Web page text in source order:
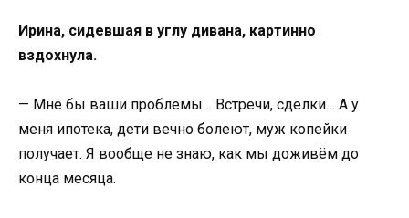
Ирина, сидевшая в углу дивана, картинно
вздохнула.
— Мне бы ваши проблемы… Встречи, сделки… А у
меня ипотека, дети вечно болеют, муж копейки
получает. Я вообще не знаю, как мы доживём до
конца месяца.